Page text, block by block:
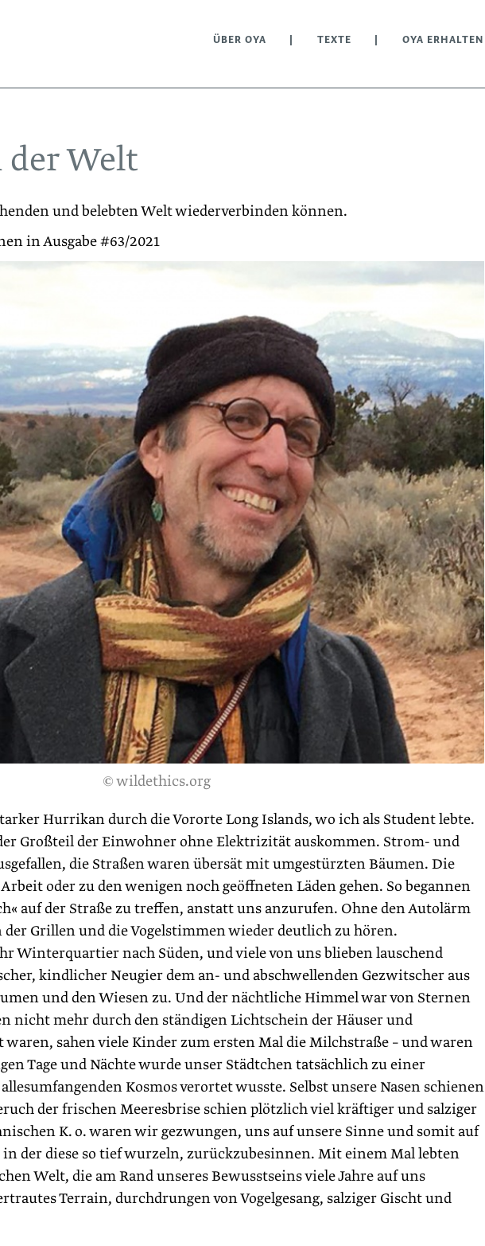
ÜBER OYA TEXTE OYA ERHALTEN
der Welt
und belebten Welt wiederverbinden können.
in Ausgabe #63/2021
© wildethics.org
Hurrikan durch die Vororte Long Islands, wo ich als Student lebte.
Großteil der Einwohner ohne Elektrizität auskommen. Strom- und
die Straßen waren übersät mit umgestürzten Bäumen. Die
oder zu den wenigen noch geöffneten Läden gehen. So begannen
auf der Straße zu treffen, anstatt uns anzurufen. Ohne den Autolärm
Grillen und die Vogelstimmen wieder deutlich zu hören.
Winterquartier nach Süden, und viele von uns blieben lauschend
kindlicher Neugier dem an- und abschwellenden Gezwitscher aus
und den Wiesen zu. Und der nächtliche Himmel war von Sternen
nicht mehr durch den ständigen Lichtschein der Häuser und
waren, sahen viele Kinder zum ersten Mal die Milchstraße – und waren
Tage und Nächte wurde unser Städtchen tatsächlich zu einer
Kosmos verortet wusste. Selbst unsere Nasen schienen
der frischen Meeresbrise schien plötzlich viel kräftiger und salziger
K. o. waren wir gezwungen, uns auf unsere Sinne und somit auf
der diese so tief wurzeln, zurückzubesinnen. Mit einem Mal lebten
Welt, die am Rand unseres Bewusstseins viele Jahre auf uns
Terrain, durchdrungen von Vogelgesang, salziger Gischt und